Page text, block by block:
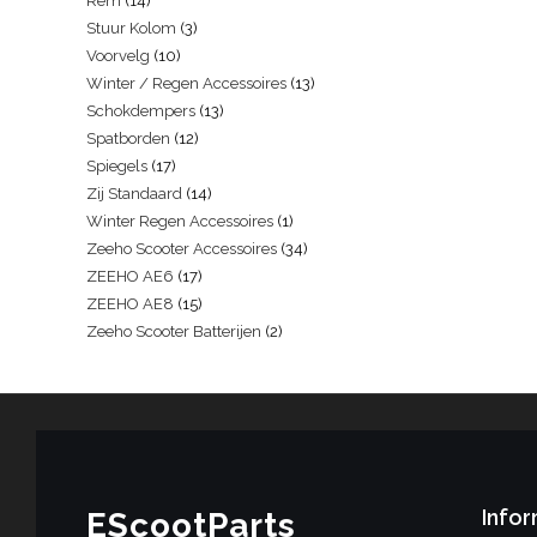
Stuur Kolom 3
Voorvelg 10
Winter / Regen Accessoires 13
Schokdempers 13
Spatborden 12
Spiegels 17
Zij Standaard 14
Winter Regen Accessoires 1
Zeeho Scooter Accessoires 34
ZEEHO AE6 17
ZEEHO AE8 15
Zeeho Scooter Batterijen 2
EScootParts